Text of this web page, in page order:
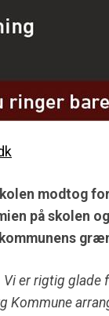
modtog
på skolen
er rigtig